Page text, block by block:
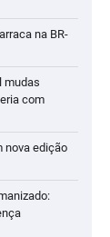
na BR-
mudas
com
nova edição